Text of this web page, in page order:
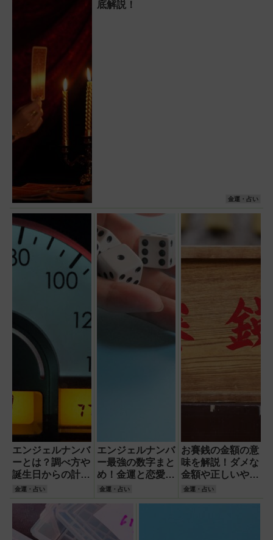
底解説！
金運・占い
エンジェルナンバ
ーとは？調べ方や
誕生日からの計算
方法を解説
金運・占い
エンジェルナンバ
ー最強の数字まと
め！金運と恋愛運
が上がるのはいく
金運・占い
お賽銭の金額の意
味を解説！ダメな
金額や正しいやり
方を徹底解説！
金運・占い